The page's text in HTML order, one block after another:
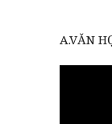
A.VĂN